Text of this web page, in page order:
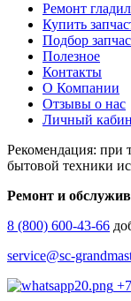
Ремонт
Купить
Подбор
Полезное
Контакты
О Компании
Отзывы о нас
Личный
Рекомендация: при
бытовой техники
Ремонт и
8 (800) 600-43-66
service@sc-